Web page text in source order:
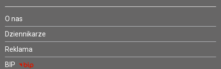
O nas
Dziennikarze
Reklama
BIP